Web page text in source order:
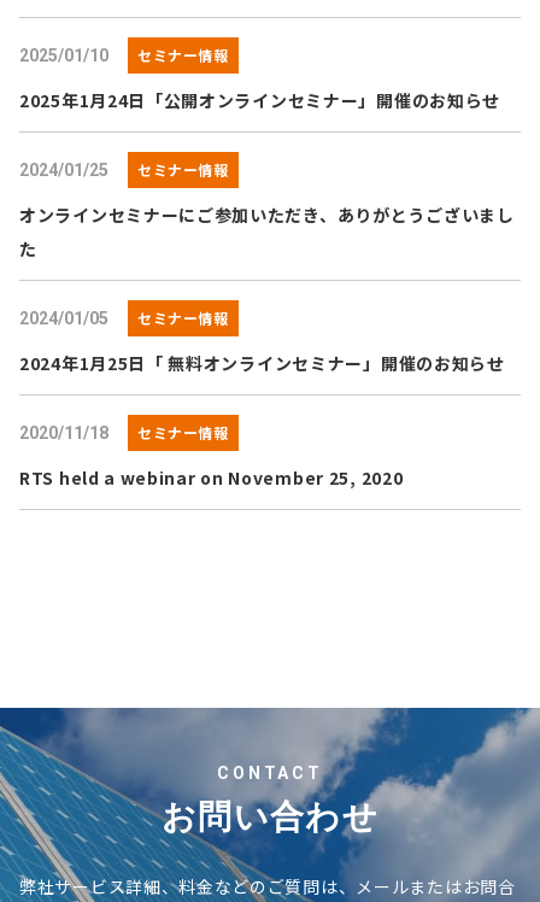
2025/01/10 セミナー情報
2025年1月24日「公開オンラインセミナー」開催のお知らせ
2024/01/25 セミナー情報
オンラインセミナーにご参加いただき、ありがとうございまし
た
2024/01/05 セミナー情報
2024年1月25日「 無料オンラインセミナー」開催のお知らせ
2020/11/18 セミナー情報
RTS held a webinar on November 25, 2020
CONTACT
お問い合わせ
弊社サービス詳細、料金などのご質問は、メールまたはお問合